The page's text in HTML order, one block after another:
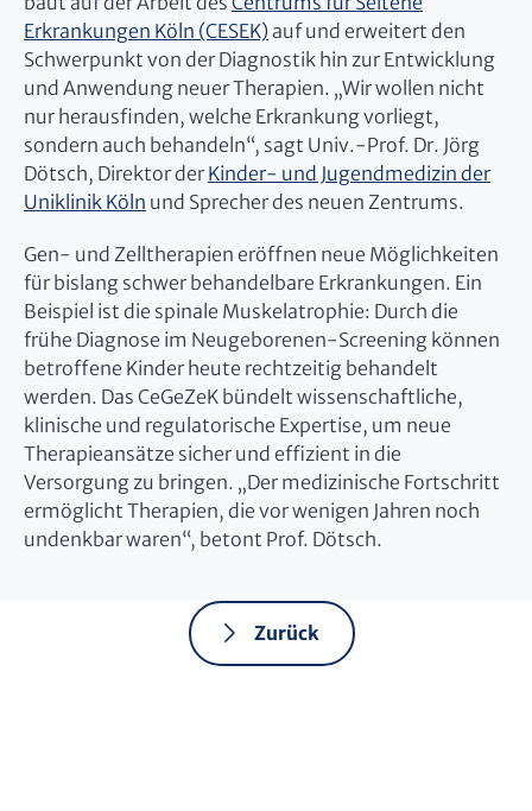
Erkrankungen Köln (CESEK) auf und erweitert den
Schwerpunkt von der Diagnostik hin zur Entwicklung
und Anwendung neuer Therapien. „Wir wollen nicht
nur herausfinden, welche Erkrankung vorliegt,
sondern auch behandeln“, sagt Univ.-Prof. Dr. Jörg
Dötsch, Direktor der Kinder- und Jugendmedizin der
Uniklinik Köln und Sprecher des neuen Zentrums.
Gen- und Zelltherapien eröffnen neue Möglichkeiten
für bislang schwer behandelbare Erkrankungen. Ein
Beispiel ist die spinale Muskelatrophie: Durch die
frühe Diagnose im Neugeborenen-Screening können
betroffene Kinder heute rechtzeitig behandelt
werden. Das CeGeZeK bündelt wissenschaftliche,
klinische und regulatorische Expertise, um neue
Therapieansätze sicher und effizient in die
Versorgung zu bringen. „Der medizinische Fortschritt
ermöglicht Therapien, die vor wenigen Jahren noch
undenkbar waren“, betont Prof. Dötsch.
Zurück